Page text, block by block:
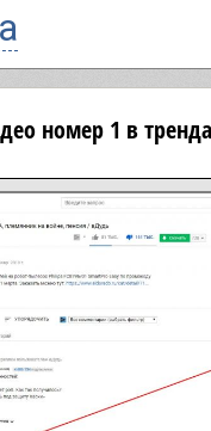
номер 1 в